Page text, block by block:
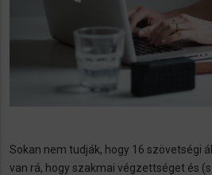
Sokan nem tudják, hogy 16 szövetségi
van rá, hogy szakmai végzettséget és